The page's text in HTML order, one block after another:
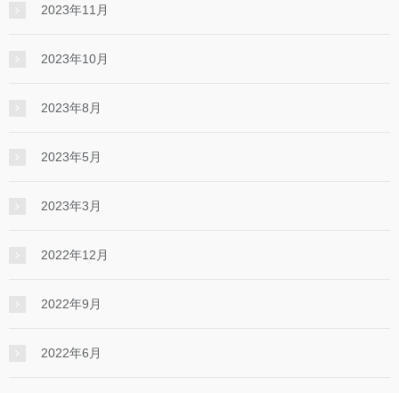
2023年11月
2023年10月
2023年8月
2023年5月
2023年3月
2022年12月
2022年9月
2022年6月